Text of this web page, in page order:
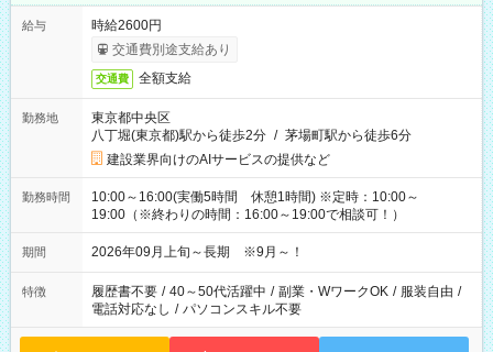
給与
時給2600円
交通費別途支給あり
交通費 全額支給
勤務地
東京都中央区
八丁堀(東京都)駅から徒歩2分 / 茅場町駅から徒歩6分
建設業界向けのAIサービスの提供など
勤務時間
10:00～16:00(実働5時間 休憩1時間) ※定時：10:00～
19:00（※終わりの時間：16:00～19:00で相談可！）
期間 2026年09月上旬～長期 ※9月～！
特徴 履歴書不要 / 40～50代活躍中 / 副業・WワークOK / 服装自由 /
電話対応なし / パソコンスキル不要